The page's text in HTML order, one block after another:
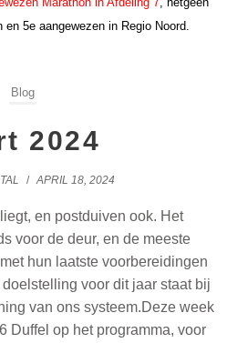
5e aangewezen in Regio Noord.
Blog
2024
/ APRIL 18, 2024
en postduiven ook. Het
voor de deur, en de meeste
hun laatste voorbereidingen
voor dit jaar staat bij
van ons systeem.Deze week
Duffel op het programma, voor